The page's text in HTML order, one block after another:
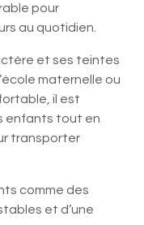
pour
au quotidien.
et ses teintes
maternelle ou
il est
enfants tout en
transporter
comme des
et d’une